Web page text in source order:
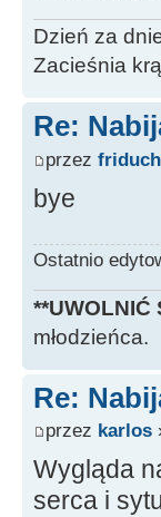
Dzień za
Zacieśnia
Re:
przez
bye
Ostatnio
**UWOLNIĆ
młodzieńca.
Re:
przez karlos
Wygląda
serca i